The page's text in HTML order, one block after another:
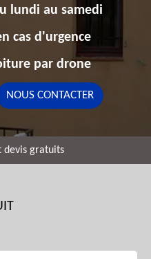
lundi au samedi
cas d'urgence
par drone
NOUS CONTACTER
devis gratuits